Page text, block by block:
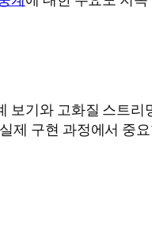
보기와 고화질 스트리
제 구현 과정에서 중